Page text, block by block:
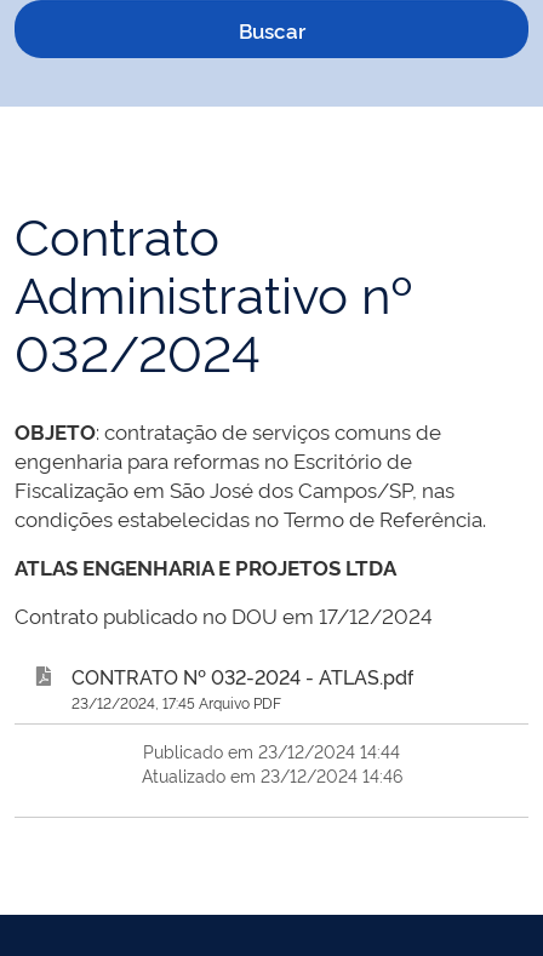
Contrato
Administrativo nº
032/2024
OBJETO: contratação de serviços comuns de
engenharia para reformas no Escritório de
Fiscalização em São José dos Campos/SP, nas
condições estabelecidas no Termo de Referência.
ATLAS ENGENHARIA E PROJETOS LTDA
Contrato publicado no DOU em 17/12/2024
CONTRATO Nº 032-2024 - ATLAS.pdf
23/12/2024, 17:45 Arquivo PDF
Publicado em 23/12/2024 14:44
Atualizado em 23/12/2024 14:46